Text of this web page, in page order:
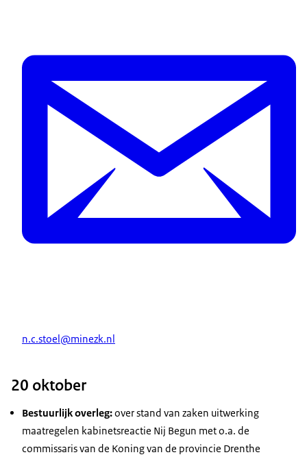
n.c.stoel@minezk.nl
20 oktober
Bestuurlijk overleg:over stand van zaken uitwerking
maatregelen kabinetsreactie Nij Begun met o.a. de
commissaris van de Koning van de provincie Drenthe